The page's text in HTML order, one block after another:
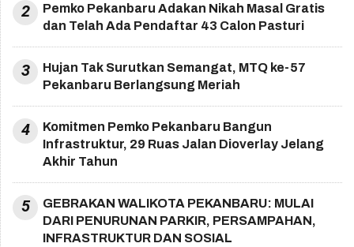
2
Pemko Pekanbaru Adakan Nikah Masal Gratis
dan Telah Ada Pendaftar 43 Calon Pasturi
3
Hujan Tak Surutkan Semangat, MTQ ke-57
Pekanbaru Berlangsung Meriah
4
Komitmen Pemko Pekanbaru Bangun
Infrastruktur, 29 Ruas Jalan Dioverlay Jelang
Akhir Tahun
5
GEBRAKAN WALIKOTA PEKANBARU: MULAI
DARI PENURUNAN PARKIR, PERSAMPAHAN,
INFRASTRUKTUR DAN SOSIAL